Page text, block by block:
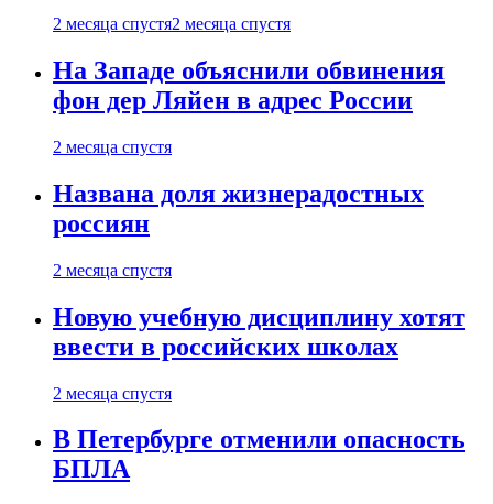
2 месяца спустя2 месяца спустя
На Западе объяснили обвинения
фон дер Ляйен в адрес России
2 месяца спустя
Названа доля жизнерадостных
россиян
2 месяца спустя
Новую учебную дисциплину хотят
ввести в российских школах
2 месяца спустя
В Петербурге отменили опасность
БПЛА